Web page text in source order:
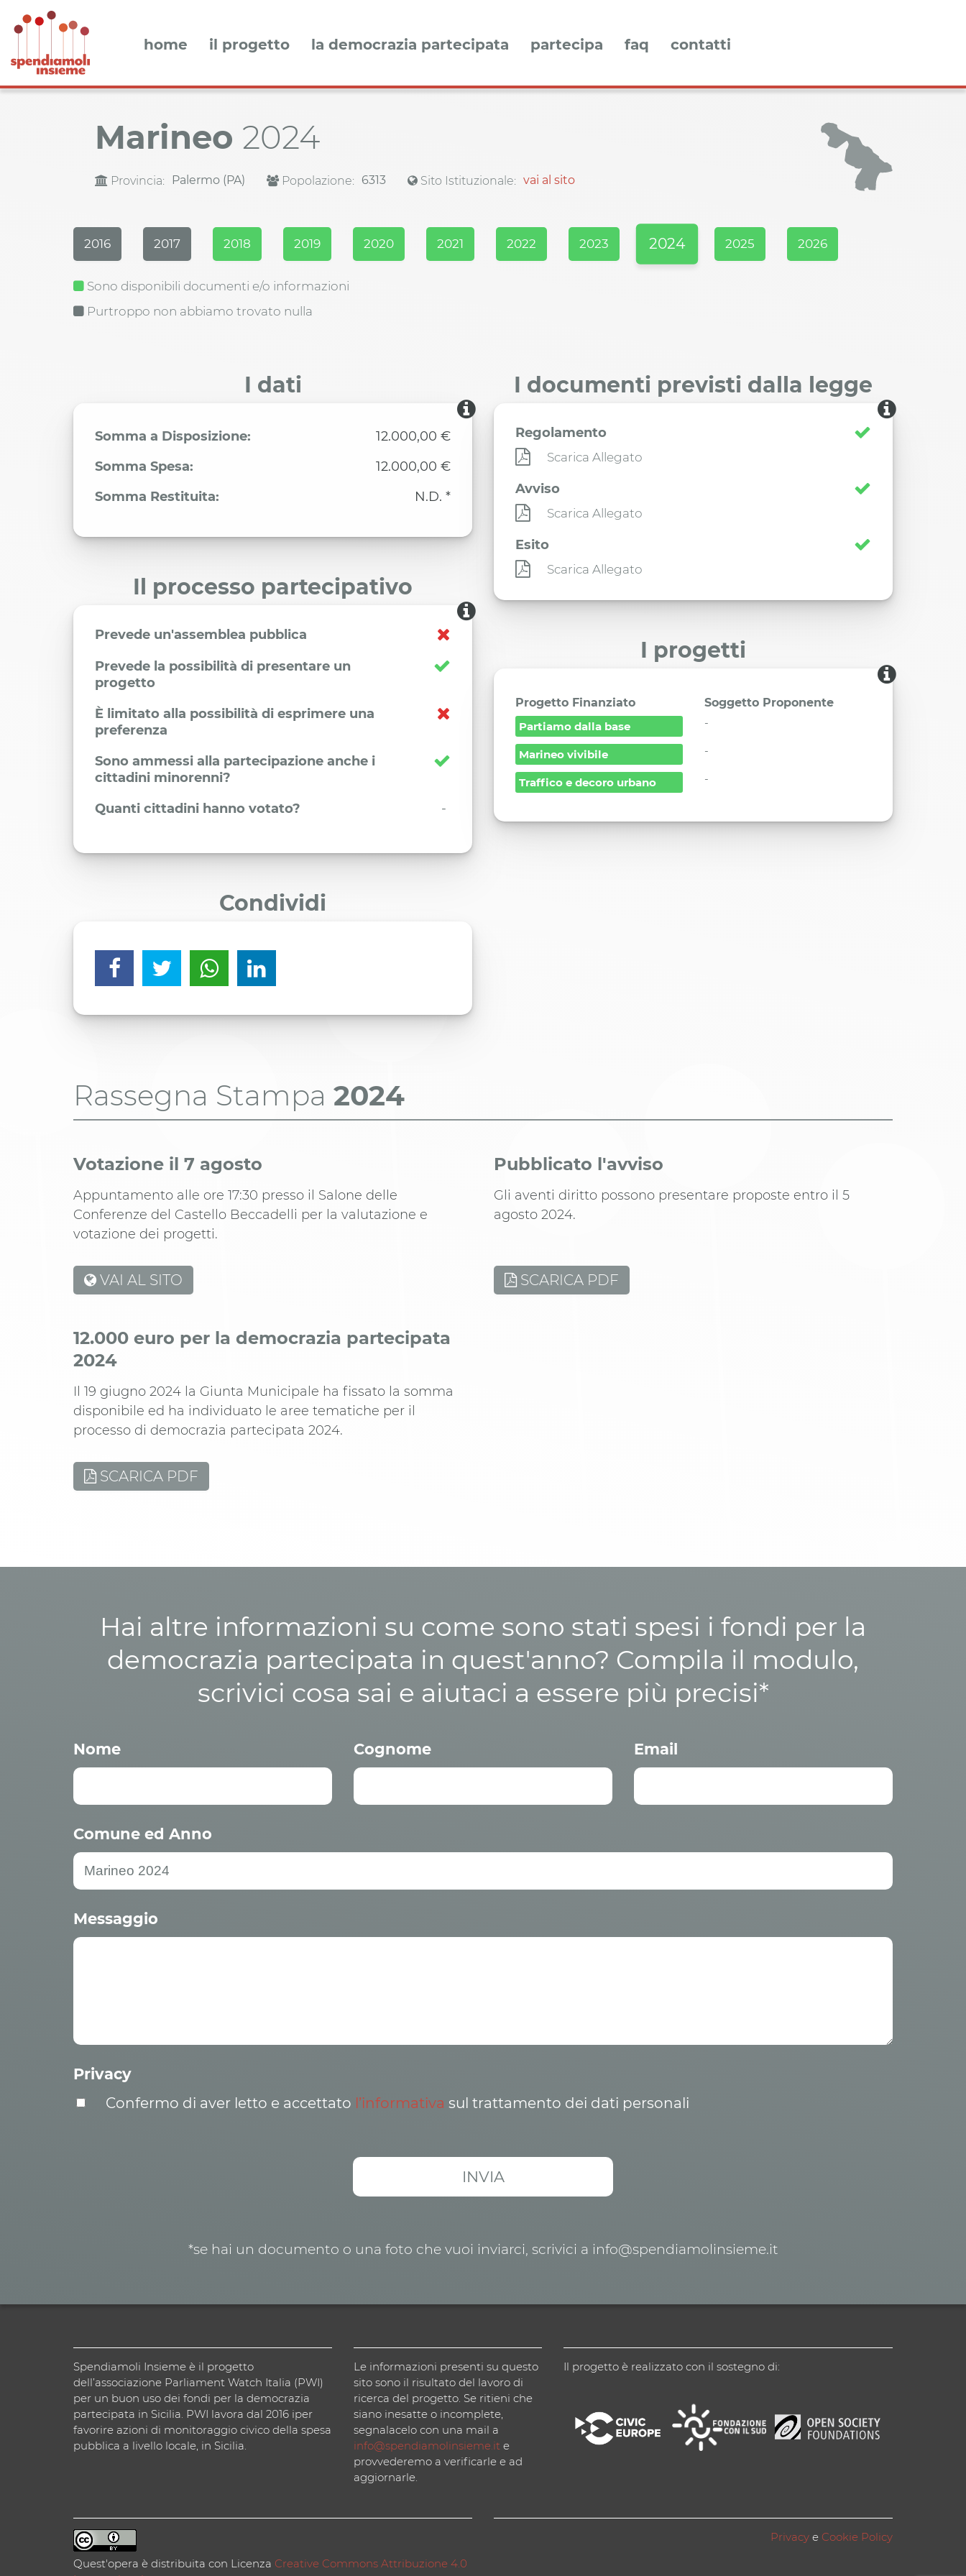
home il progetto la democrazia partecipata partecipa faq contatti
Marineo 2024
Provincia: Palermo (PA) Popolazione: 6313 Sito Istituzionale: vai al sito
2016 2017 2018 2019 2020 2021 2022 2023 2024 2025 2026
Sono disponibili documenti e/o informazioni
Purtroppo non abbiamo trovato nulla
I dati
Somma a Disposizione:
12.000,00 €
Somma Spesa:
12.000,00 €
Somma Restituita:
N.D. *
I documenti previsti dalla legge
Regolamento
Scarica Allegato
Avviso
Scarica Allegato
Esito
Scarica Allegato
Il processo partecipativo
Prevede un'assemblea pubblica
Prevede la possibilità di presentare un
progetto
È limitato alla possibilità di esprimere una
preferenza
Sono ammessi alla partecipazione anche i
cittadini minorenni?
Quanti cittadini hanno votato?
-
I progetti
Progetto Finanziato
Soggetto Proponente
Partiamo dalla base
-
Marineo vivibile -
Traffico e decoro urbano -
Condividi
Rassegna Stampa 2024
Votazione il 7 agosto
Appuntamento alle ore 17:30 presso il Salone delle
Conferenze del Castello Beccadelli per la valutazione e
votazione dei progetti.
VAI AL SITO
Pubblicato l'avviso
Gli aventi diritto possono presentare proposte entro il 5
agosto 2024.
SCARICA PDF
12.000 euro per la democrazia partecipata
2024
Il 19 giugno 2024 la Giunta Municipale ha fissato la somma
disponibile ed ha individuato le aree tematiche per il
processo di democrazia partecipata 2024.
SCARICA PDF
Hai altre informazioni su come sono stati spesi i fondi per la
democrazia partecipata in quest'anno? Compila il modulo,
scrivici cosa sai e aiutaci a essere più precisi*
Nome Cognome Email
Comune ed Anno
Messaggio
Privacy
Confermo di aver letto e accettato l’informativa sul trattamento dei dati personali
*se hai un documento o una foto che vuoi inviarci, scrivici a info@spendiamolinsieme.it
Spendiamoli Insieme è il progetto
dell’associazione Parliament Watch Italia (PWI)
per un buon uso dei fondi per la democrazia
partecipata in Sicilia. PWI lavora dal 2016 iper
favorire azioni di monitoraggio civico della spesa
pubblica a livello locale, in Sicilia.
Le informazioni presenti su questo
sito sono il risultato del lavoro di
ricerca del progetto. Se ritieni che
siano inesatte o incomplete,
segnalacelo con una mail a
info@spendiamolinsieme.ite
provvederemo a verificarle e ad
aggiornarle.
Il progetto è realizzato con il sostegno di:
Quest'opera è distribuita con Licenza Creative Commons Attribuzione 4.0
Privacy e Cookie Policy